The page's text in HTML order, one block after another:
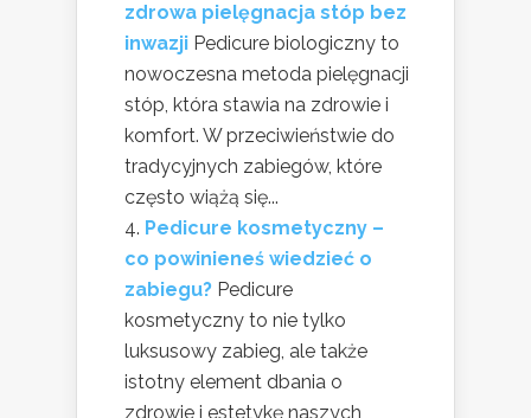
zdrowa pielęgnacja stóp bez
inwazji Pedicure biologiczny to
nowoczesna metoda pielęgnacji
stóp, która stawia na zdrowie i
komfort. W przeciwieństwie do
tradycyjnych zabiegów, które
często wiążą się...
Pedicure kosmetyczny –
co powinieneś wiedzieć o
zabiegu? Pedicure
kosmetyczny to nie tylko
luksusowy zabieg, ale także
istotny element dbania o
zdrowie i estetykę naszych